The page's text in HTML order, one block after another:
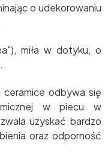
o udekorowaniu
miła w dotyku, o
ceramice odbywa się
w piecu w
uzyskać bardzo
oraz odporność